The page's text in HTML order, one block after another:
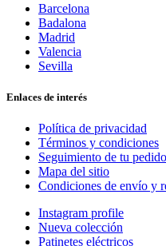
Barcelona
Badalona
Madrid
Valencia
Sevilla
Enlaces de interés
Política de privacidad
Términos y condiciones
Seguimiento de tu pedido
Mapa del sitio
Condiciones de envío y
Instagram profile
Nueva colección
Patinetes eléctricos